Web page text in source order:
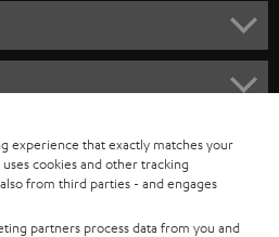
experience that exactly matches your
cookies and other tracking
from third parties - and engages
partners process data from you and